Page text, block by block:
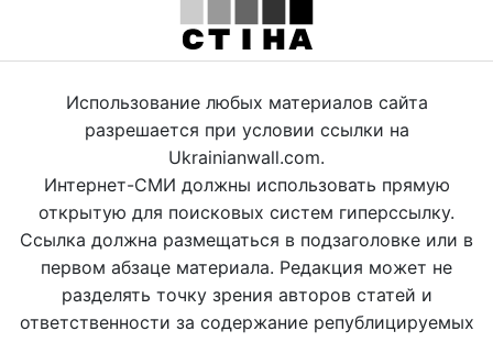
Использование любых материалов сайта
разрешается при условии ссылки на
Ukrainianwall.com.
Интернет-СМИ должны использовать прямую
открытую для поисковых систем гиперссылку.
Ссылка должна размещаться в подзаголовке или в
первом абзаце материала. Редакция может не
разделять точку зрения авторов статей и
ответственности за содержание републицируемых